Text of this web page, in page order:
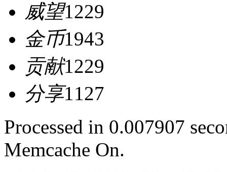
威望1229
金币1943
贡献1229
分享1127
Processed in 0.007907
Memcache On.